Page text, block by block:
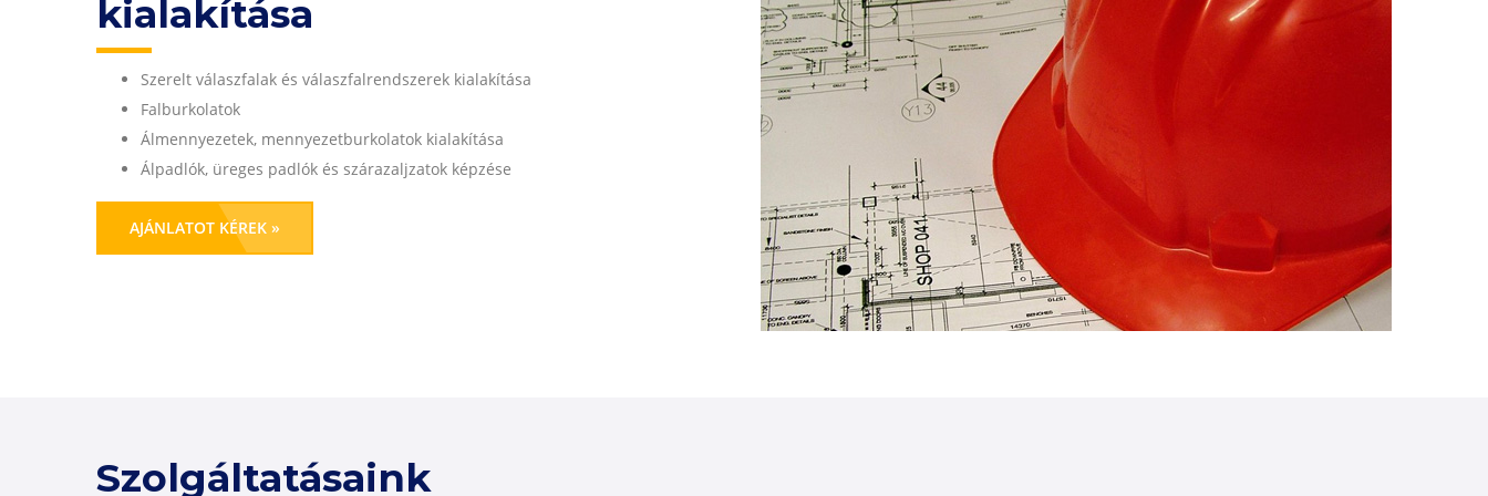
kialakítása
Szerelt válaszfalak és válaszfalrendszerek kialakítása
Falburkolatok
Álmennyezetek, mennyezetburkolatok kialakítása
Álpadlók, üreges padlók és szárazaljzatok képzése
AJÁNLATOT KÉREK »
Szolgáltatásaink